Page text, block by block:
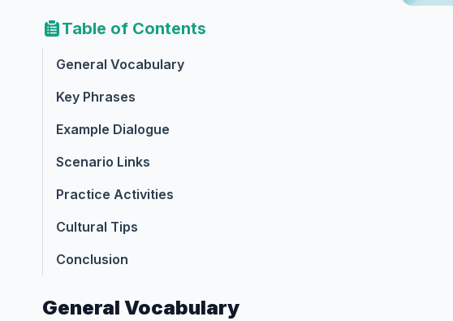
Table of Contents
General Vocabulary
Key Phrases
Example Dialogue
Scenario Links
Practice Activities
Cultural Tips
Conclusion
General Vocabulary